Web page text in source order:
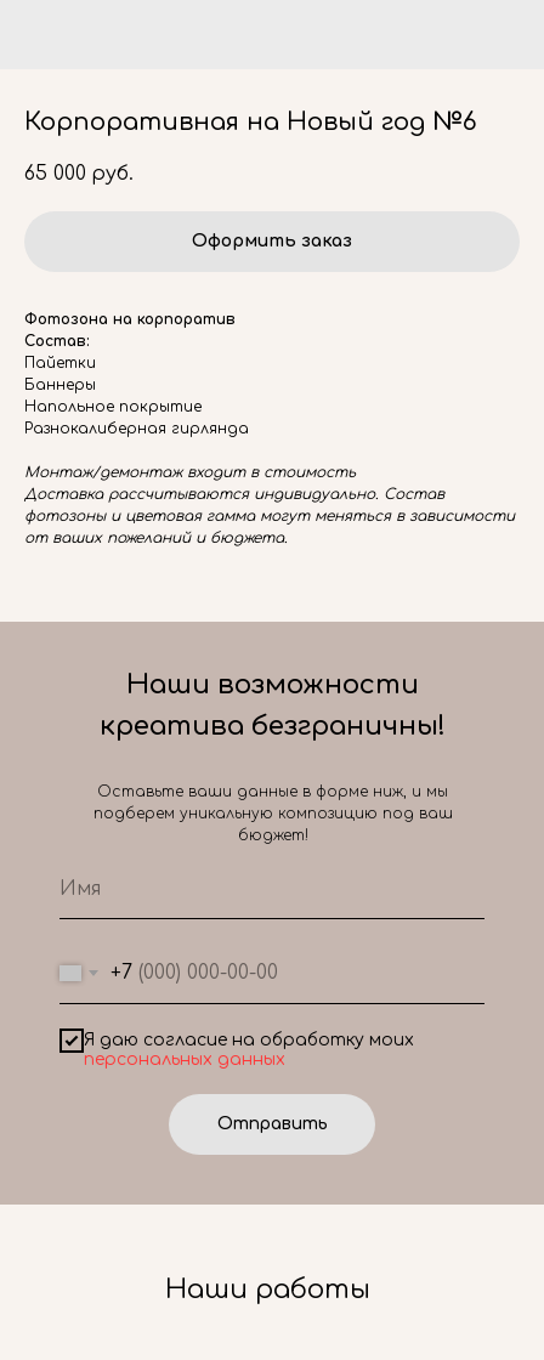
Корпоративная на Новый год №6
65 000 руб.
Оформить заказ
Фотозона на корпоратив
Состав:
Пайетки
Баннеры
Напольное покрытие
Разнокалиберная гирлянда
Монтаж/демонтаж входит в стоимость
Доставка рассчитываются индивидуально. Состав
фотозоны и цветовая гамма могут меняться в зависимости
от ваших пожеланий и бюджета.
+7
Я даю согласие на обработку моих
персональных данных
Отправить
Наши возможности
креатива безграничны!
Оставьте ваши данные в форме ниж, и мы
подберем уникальную композицию под ваш
бюджет!
Наши работы